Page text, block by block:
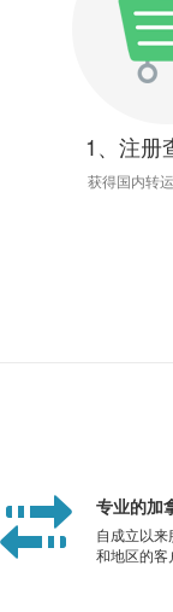
1、注册
获得国内转
专业的加
自成立以
和地区的客